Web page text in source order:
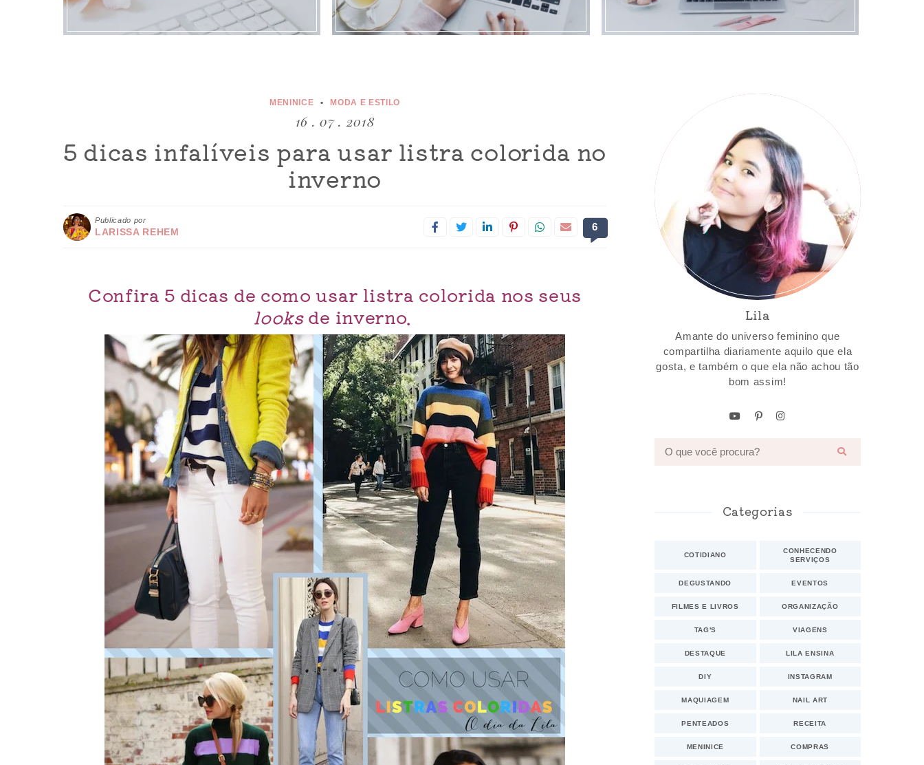
MENINICE MODA E ESTILO
16 . 07 . 2018
5 dicas infalíveis para usar listra colorida no
inverno
Publicado por
LARISSA REHEM 6
Confira 5 dicas de como usar listra colorida nos seus
looksde inverno. Lila
Amante do universo feminino que
compartilha diariamente aquilo que ela
gosta, e também o que ela não achou tão
bom assim!
Categorias
COTIDIANO
CONHECENDO
SERVIÇOS
DEGUSTANDO EVENTOS
FILMES E LIVROS ORGANIZAÇÃO
TAG'S VIAGENS
DESTAQUE LILA ENSINA
DIY INSTAGRAM
MAQUIAGEM NAIL ART
PENTEADOS RECEITA
MENINICE COMPRAS